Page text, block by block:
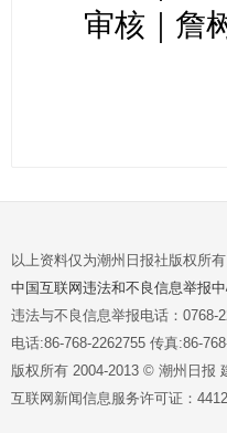
审核｜詹
以上资料仅为潮州日报社版权所
中国互联网违法和不良信息举报
违法与不良信息举报电话：0768-
电话:86-768-2262755 传真:86-
版权所有 2004-2013 © 潮州日报
互联网新闻信息服务许可证：